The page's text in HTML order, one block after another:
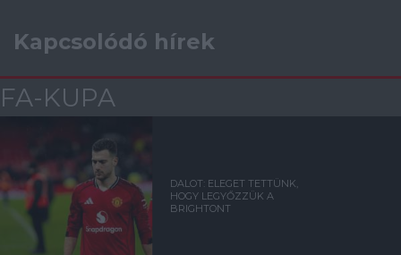
Kapcsolódó hírek
FA-KUPA
DALOT: ELEGET TETTÜNK,
HOGY LEGYŐZZÜK A
BRIGHTONT